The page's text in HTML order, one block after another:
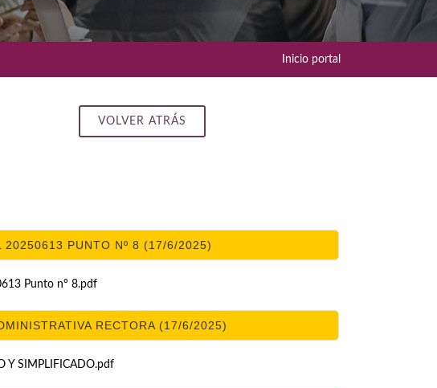
Inicio portal
VOLVER ATRÁS
20250613 PUNTO Nº 8 (17/6/2025)
Punto nº 8.pdf
RECTORA (17/6/2025)
Y SIMPLIFICADO.pdf